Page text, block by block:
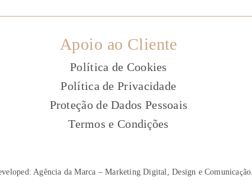
Apoio ao Cliente
Política de Cookies
Política de Privacidade
Proteção de Dados Pessoais
Termos e Condições
Agência da Marca – Marketing Digital, Design e Comunicação.